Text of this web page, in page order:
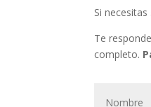
Si
Te
completo.